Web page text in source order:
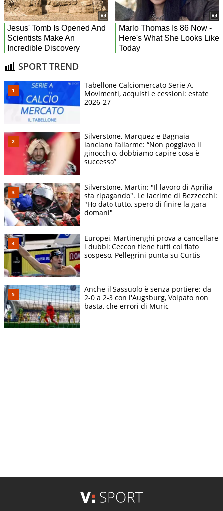
SPORT TREND
Tabellone Calciomercato Serie A.
Movimenti, acquisti e cessioni: estate
2026-27
Silverstone, Marquez e Bagnaia
lanciano l’allarme: “Non poggiavo il
ginocchio, dobbiamo capire cosa è
successo”
Silverstone, Martin: "Il lavoro di Aprilia
sta ripagando". Le lacrime di Bezzecchi:
"Ho dato tutto, spero di finire la gara
domani"
Europei, Martinenghi prova a cancellare
i dubbi: Ceccon tiene tutti col fiato
sospeso. Pellegrini punta su Curtis
Anche il Sassuolo è senza portiere: da
2-0 a 2-3 con l'Augsburg, Volpato non
basta, che errori di Muric